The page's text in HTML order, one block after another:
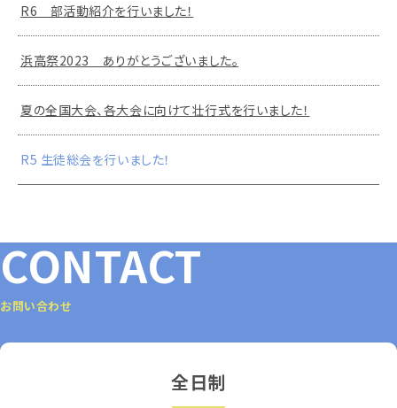
R6 部活動紹介を行いました！
浜高祭2023 ありがとうございました。
夏の全国大会、各大会に向けて壮行式を行いました！
R5 生徒総会を行いました！
CONTACT
お問い合わせ
全日制